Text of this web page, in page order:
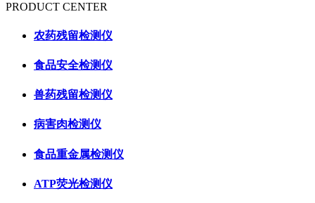
PRODUCT CENTER
农药残留检测仪
食品安全检测仪
兽药残留检测仪
病害肉检测仪
食品重金属检测仪
ATP荧光检测仪